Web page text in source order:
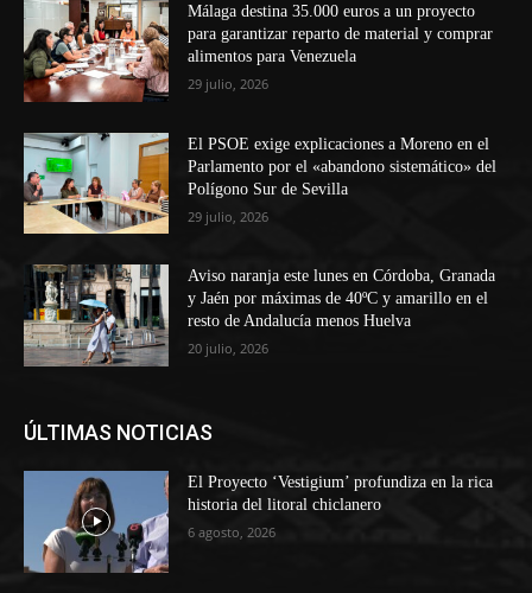
Málaga destina 35.000 euros a un proyecto
para garantizar reparto de material y comprar
alimentos para Venezuela
29 julio, 2026
El PSOE exige explicaciones a Moreno en el
Parlamento por el «abandono sistemático» del
Polígono Sur de Sevilla
29 julio, 2026
Aviso naranja este lunes en Córdoba, Granada
y Jaén por máximas de 40ºC y amarillo en el
resto de Andalucía menos Huelva
20 julio, 2026
ÚLTIMAS NOTICIAS
El Proyecto ‘Vestigium’ profundiza en la rica
historia del litoral chiclanero
6 agosto, 2026